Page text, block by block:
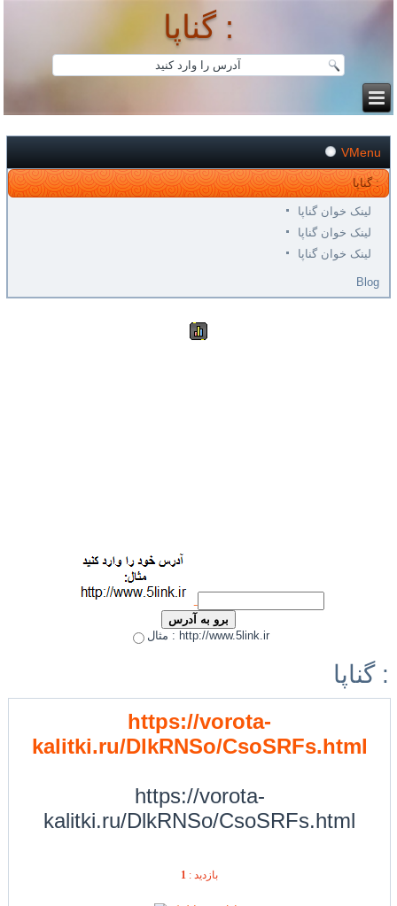
گناپا :
VMenu
گناپا :
لینک خوان گناپا
لینک خوان گناپا
لینک خوان گناپا
Blog
مثال : http://www.5link.ir
گناپا :
https://vorota-
kalitki.ru/DlkRNSo/CsoSRFs.html
https://vorota-
kalitki.ru/DlkRNSo/CsoSRFs.html
بازديد : 1